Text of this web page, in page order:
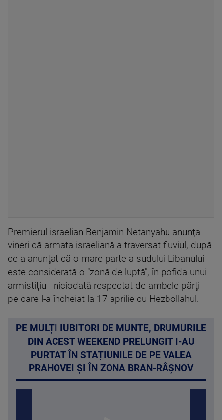
Premierul israelian Benjamin Netanyahu anunţa
vineri că armata israeliană a traversat fluviul, după
ce a anunţat că o mare parte a sudului Libanului
este considerată o "zonă de luptă", în pofida unui
armistiţiu - niciodată respectat de ambele părţi -
pe care l-a încheiat la 17 aprilie cu Hezbollahul.
PE MULȚI IUBITORI DE MUNTE, DRUMURILE
DIN ACEST WEEKEND PRELUNGIT I-AU
PURTAT ÎN STAȚIUNILE DE PE VALEA
PRAHOVEI ȘI ÎN ZONA BRAN-RÂȘNOV